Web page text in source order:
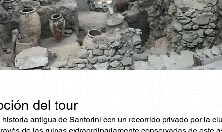
del tour
antigua de Santorini con un recorrido privado por la